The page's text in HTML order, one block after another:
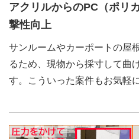
アクリルからのPC（ポリ
撃性向上
サンルームやカーポートの屋
るため、現物から採寸して曲
す。こういった案件もお気軽